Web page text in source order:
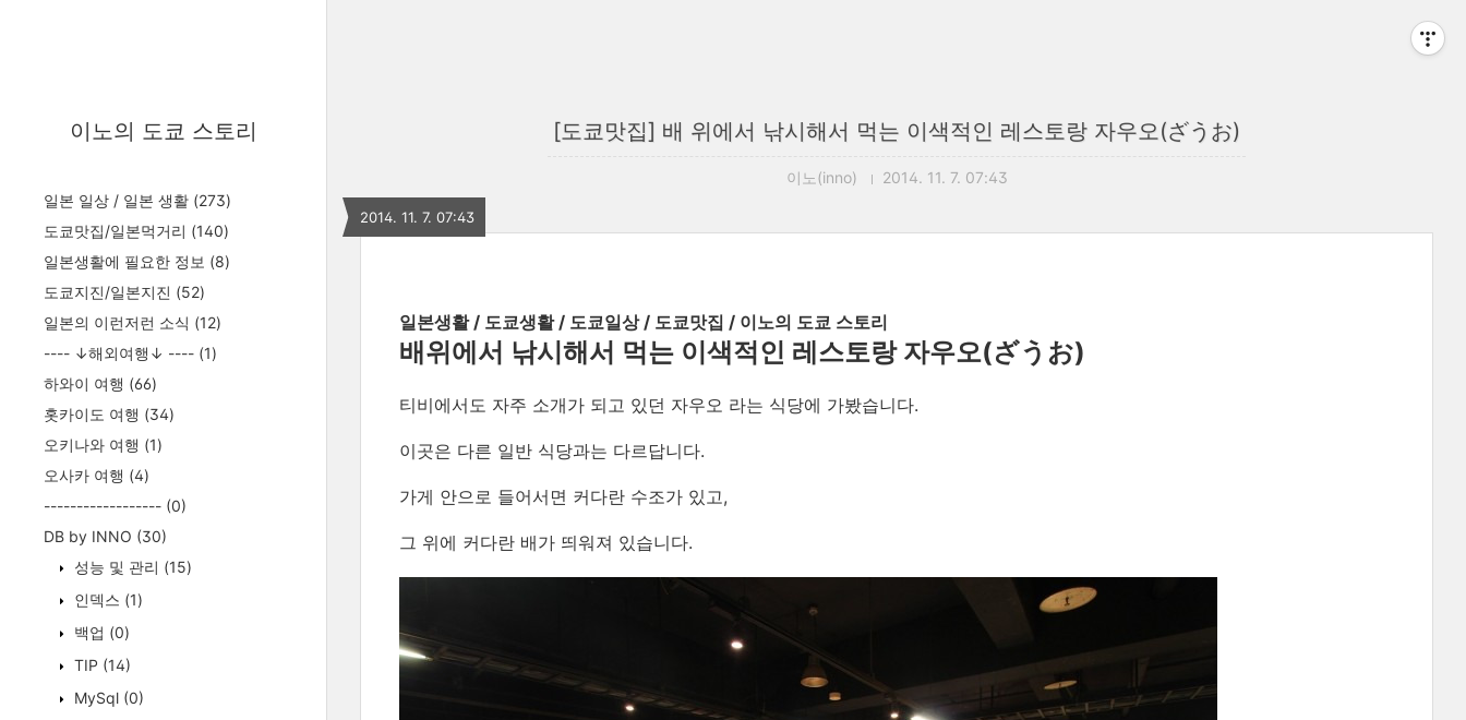
이노의 도쿄 스토리
일본 일상 / 일본 생활 (273)
도쿄맛집/일본먹거리 (140)
일본생활에 필요한 정보 (8)
도쿄지진/일본지진 (52)
일본의 이런저런 소식 (12)
---- ↓해외여행↓ ---- (1)
하와이 여행 (66)
홋카이도 여행 (34)
오키나와 여행 (1)
오사카 여행 (4)
------------------ (0)
DB by INNO (30)
성능 및 관리 (15)
인덱스 (1)
백업 (0)
TIP (14)
MySql (0)
[도쿄맛집] 배 위에서 낚시해서 먹는 이색적인 레스토랑 자우오(ざうお)
이노(inno) 2014. 11. 7. 07:43
2014. 11. 7. 07:43
일본생활 / 도쿄생활 / 도쿄일상 / 도쿄맛집 / 이노의 도쿄 스토리
배위에서 낚시해서 먹는 이색적인 레스토랑 자우오(ざうお)
티비에서도 자주 소개가 되고 있던 자우오 라는 식당에 가봤습니다.
이곳은 다른 일반 식당과는 다르답니다.
가게 안으로 들어서면 커다란 수조가 있고,
그 위에 커다란 배가 띄워져 있습니다.